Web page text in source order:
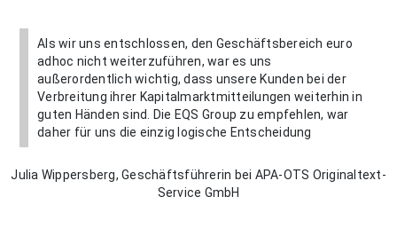
Als wir uns entschlossen, den Geschäftsbereich euro
adhoc nicht weiterzuführen, war es uns
außerordentlich wichtig, dass unsere Kunden bei der
Verbreitung ihrer Kapitalmarktmitteilungen weiterhin in
guten Händen sind. Die EQS Group zu empfehlen, war
daher für uns die einzig logische Entscheidung
Julia Wippersberg, Geschäftsführerin bei APA-OTS Originaltext-
Service GmbH